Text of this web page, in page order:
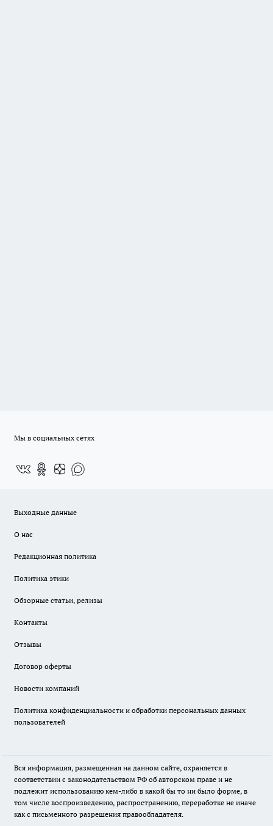
Мы в социальных сетях
Выходные данные
О нас
Редакционная политика
Политика этики
Обзорные статьи, релизы
Контакты
Отзывы
Договор оферты
Новости компаний
Политика конфиденциальности и обработки персональных данных
пользователей
Вся информация, размещенная на данном сайте, охраняется в
соответствии с законодательством РФ об авторском праве и не
подлежит использованию кем-либо в какой бы то ни было форме, в
том числе воспроизведению, распространению, переработке не иначе
как с письменного разрешения правообладателя.